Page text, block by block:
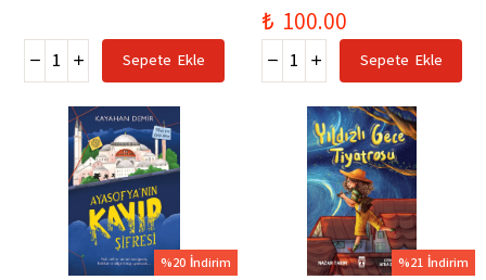
Sepete Ekle
₺ 100.00
Sepete Ekle
%20 İndirim %21 İndirim